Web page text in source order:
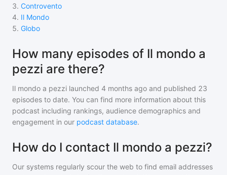
3. Controvento
4. Il Mondo
5. Globo
How many episodes of Il mondo a
pezzi are there?
Il mondo a pezzi launched 4 months ago and published 23
episodes to date. You can find more information about this
podcast including rankings, audience demographics and
engagement in our podcast database.
How do I contact Il mondo a pezzi?
Our systems regularly scour the web to find email addresses